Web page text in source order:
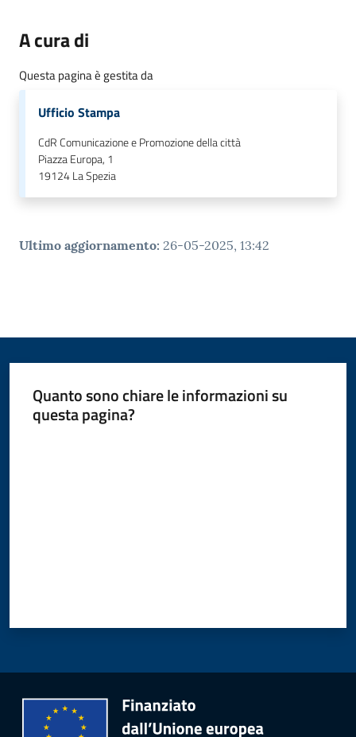
A cura di
Questa pagina è gestita da
Ufficio Stampa
CdR Comunicazione e Promozione della città
Piazza Europa, 1
19124La Spezia
Ultimo aggiornamento: 26-05-2025, 13:42
Quanto sono chiare le informazioni su
questa pagina?